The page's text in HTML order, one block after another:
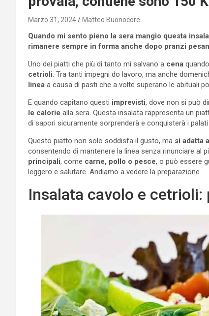
Marzo 31, 2024 Matteo Buonocore
Quando mi sento pieno la sera mangio questa
rimanere sempre in forma anche dopo pranzi
Uno dei piatti che più di tanto mi salvano a cena
cetrioli . Tra tanti impegni do lavoro, ma anche
linea a causa di pasti che a volte superano le abituali
E quando capitano questi imprevisti, dove non si può
le calorie alla sera. Questa insalata rappresenta un
di sapori sicuramente sorprenderà e conquisterà i palati
Questo piatto non solo soddisfa il gusto, ma si adatta
consentendo di mantenere la linea senza rinunciare al
principali, come carne, pollo o pesce, o può essere
leggero e salutare. Andiamo a vedere la preparazione.
Insalata cavolo e cetrioli: